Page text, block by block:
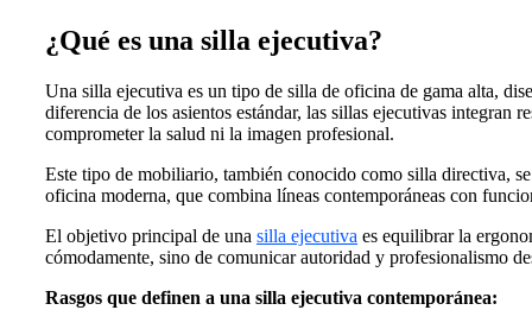
¿Qué es una silla ejecutiva?
Una silla ejecutiva es un tipo de silla de oficina de gama alta,
diferencia de los asientos estándar, las sillas ejecutivas integran
comprometer la salud ni la imagen profesional.
Este tipo de mobiliario, también conocido como silla directiva,
oficina moderna, que combina líneas contemporáneas con
El objetivo principal de una silla ejecutiva es equilibrar la
cómodamente, sino de comunicar autoridad y profesionalismo
Rasgos que definen a una silla ejecutiva contemporánea: